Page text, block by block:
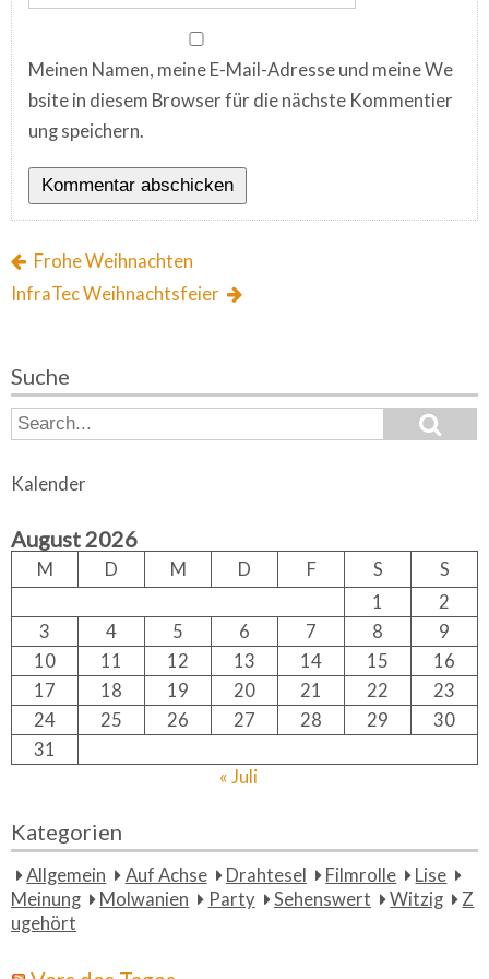
Meinen Namen, meine E-Mail-Adresse und meine We
bsite in diesem Browser für die nächste Kommentier
ung speichern.
Frohe Weihnachten
InfraTec Weihnachtsfeier
Suche
S
e
r
h
o
r:
e
Kalender
August 2026
M D M D F S
S
1
2
3
4 5 6 7 8
9
10
11 12 13 14 15
16
17
18 19 20 21 22
23
24
25 26 27 28 29
30
31
« Juli
Kategorien
Allgemein Auf Achse Drahtesel Filmrolle
Lise
Meinung
Molwanien Party Sehenswert Witzig
Z
ugehört